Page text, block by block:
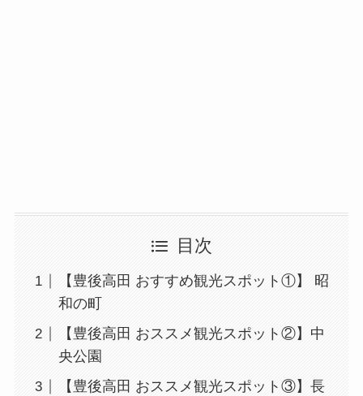
目次
【豊後高田 おすすめ観光スポット①】 昭
和の町
【豊後高田 おススメ観光スポット②】中
央公園
【豊後高田 おススメ観光スポット③】長